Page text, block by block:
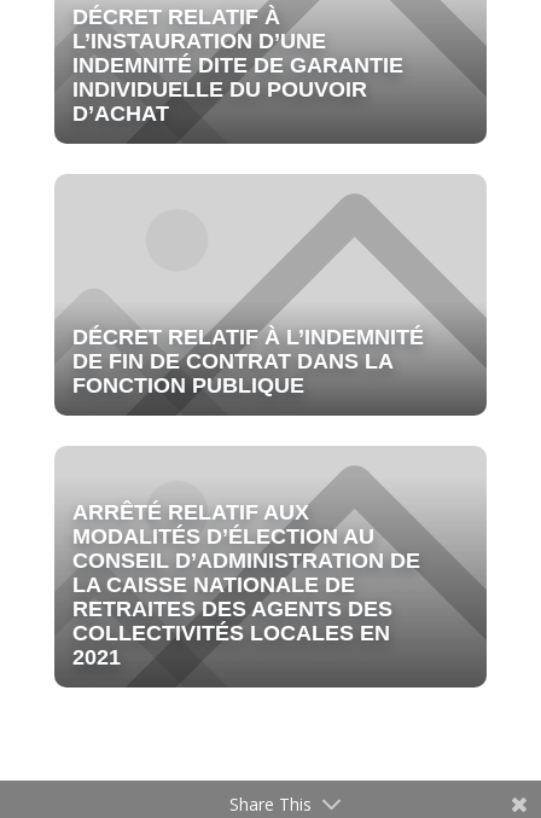
DÉCRET RELATIF À
L’INSTAURATION D’UNE
INDEMNITÉ DITE DE GARANTIE
INDIVIDUELLE DU POUVOIR
D’ACHAT
DÉCRET RELATIF À L’INDEMNITÉ
DE FIN DE CONTRAT DANS LA
FONCTION PUBLIQUE
ARRÊTÉ RELATIF AUX
MODALITÉS D’ÉLECTION AU
CONSEIL D’ADMINISTRATION DE
LA CAISSE NATIONALE DE
RETRAITES DES AGENTS DES
COLLECTIVITÉS LOCALES EN
2021
Share This